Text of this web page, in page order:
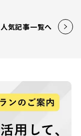
人気記事一覧へ